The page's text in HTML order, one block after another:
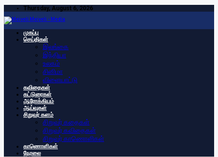
Thursday, August 6, 2026
Meiveli - Media
முகப்பு
செய்திகள்
இலங்கை
இந்தியா
உலகம்
சினிமா
விளையாட்டு
கவிதைகள்
கட்டுரைகள்
ஆரோக்கியம்
ஆய்வுகள்
சிறுவர் களம்
சிறுவர் கதைகள்
சிறுவர் கவிதைகள்
சிறுவர் காணொளிகள்
காணொளிகள்
நேரலை